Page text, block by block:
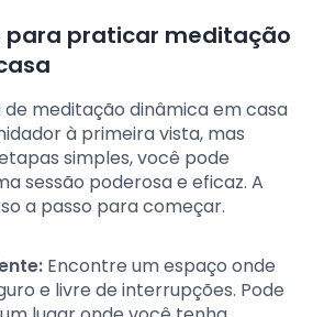
para praticar meditação
meditação dinâmica em casa
à primeira vista, mas
simples, você pode
sessão poderosa e eficaz. A
a passo para começar.
Encontre um espaço onde
e livre de interrupções. Pode